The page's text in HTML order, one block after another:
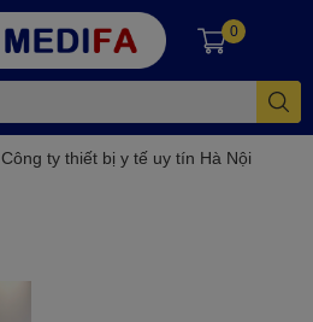
0
Công ty thiết bị y tế uy tín Hà Nội